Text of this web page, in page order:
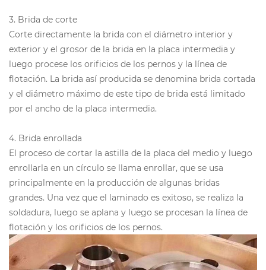
3. Brida de corte
Corte directamente la brida con el diámetro interior y
exterior y el grosor de la brida en la placa intermedia y
luego procese los orificios de los pernos y la línea de
flotación. La brida así producida se denomina brida cortada
y el diámetro máximo de este tipo de brida está limitado
por el ancho de la placa intermedia.
4. Brida enrollada
El proceso de cortar la astilla de la placa del medio y luego
enrollarla en un círculo se llama enrollar, que se usa
principalmente en la producción de algunas bridas
grandes. Una vez que el laminado es exitoso, se realiza la
soldadura, luego se aplana y luego se procesan la línea de
flotación y los orificios de los pernos.